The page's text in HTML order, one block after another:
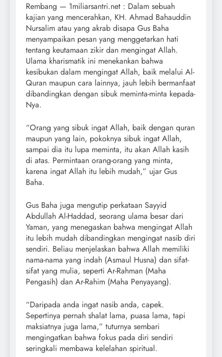
Rembang — 1miliarsantri.net : Dalam sebuah
kajian yang mencerahkan, KH. Ahmad Bahauddin
Nursalim atau yang akrab disapa Gus Baha
menyampaikan pesan yang menggetarkan hati
tentang keutamaan zikir dan mengingat Allah.
Ulama kharismatik ini menekankan bahwa
kesibukan dalam mengingat Allah, baik melalui Al-
Quran maupun cara lainnya, jauh lebih bermanfaat
dibandingkan dengan sibuk meminta-minta kepada-
Nya.
“Orang yang sibuk ingat Allah, baik dengan quran
maupun yang lain, pokoknya sibuk ingat Allah,
sampai dia itu lupa meminta, itu akan Allah kasih
di atas. Permintaan orang-orang yang minta,
karena ingat Allah itu lebih mudah,” ujar Gus
Baha.
Gus Baha juga mengutip perkataan Sayyid
Abdullah Al-Haddad, seorang ulama besar dari
Yaman, yang menegaskan bahwa mengingat Allah
itu lebih mudah dibandingkan mengingat nasib diri
sendiri. Beliau menjelaskan bahwa Allah memiliki
nama-nama yang indah (Asmaul Husna) dan sifat-
sifat yang mulia, seperti Ar-Rahman (Maha
Pengasih) dan Ar-Rahim (Maha Penyayang).
“Daripada anda ingat nasib anda, capek.
Sepertinya pernah shalat lama, puasa lama, tapi
maksiatnya juga lama,” tuturnya sembari
mengingatkan bahwa fokus pada diri sendiri
seringkali membawa kelelahan spiritual.